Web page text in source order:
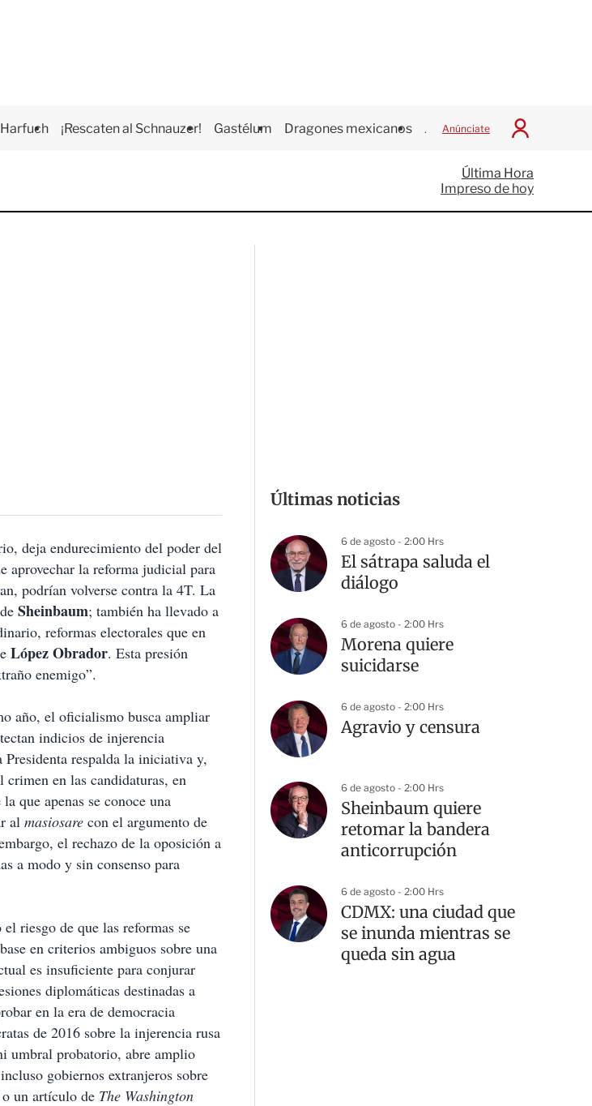
¡Rescaten al Schnauzer! Gastélum Dragones mexicanos Juegos Centroamericanos
Anúnciate
I
c
i
a
Última Hora
Impreso de hoy
deja endurecimiento del poder del
aprovechar la reforma judicial para
podrían volverse contra la 4T. La
Sheinbaum; también ha llevado a
reformas electorales que en
López Obrador. Esta presión
enemigo”.
año, el oficialismo busca ampliar
indicios de injerencia
respalda la iniciativa y,
en las candidaturas, en
que apenas se conoce una
al masiosare con el argumento de
el rechazo de la oposición a
a modo y sin consenso para
riesgo de que las reformas se
en criterios ambiguos sobre una
es insuficiente para conjurar
diplomáticas destinadas a
en la era de democracia
de 2016 sobre la injerencia rusa
umbral probatorio, abre amplio
gobiernos extranjeros sobre
un artículo de The Washington
Últimas noticias
6 de agosto - 2:00 Hrs
El sátrapa saluda el
diálogo
6 de agosto - 2:00 Hrs
Morena quiere
suicidarse
6 de agosto - 2:00 Hrs
Agravio y censura
6 de agosto - 2:00 Hrs
Sheinbaum quiere
retomar la bandera
anticorrupción
6 de agosto - 2:00 Hrs
CDMX: una ciudad que
se inunda mientras se
queda sin agua